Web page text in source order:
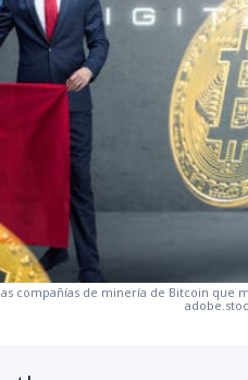
compañías de minería de Bitcoin